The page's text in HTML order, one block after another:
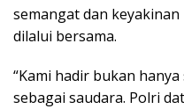
semangat dan
dilalui bersama.
“Kami hadir bukan
sebagai saudara. Polri